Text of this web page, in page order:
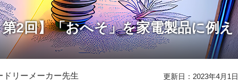
2回】「おへそ」を家電製品に例え
リーメーカー先生 更新日：2023年4月1日